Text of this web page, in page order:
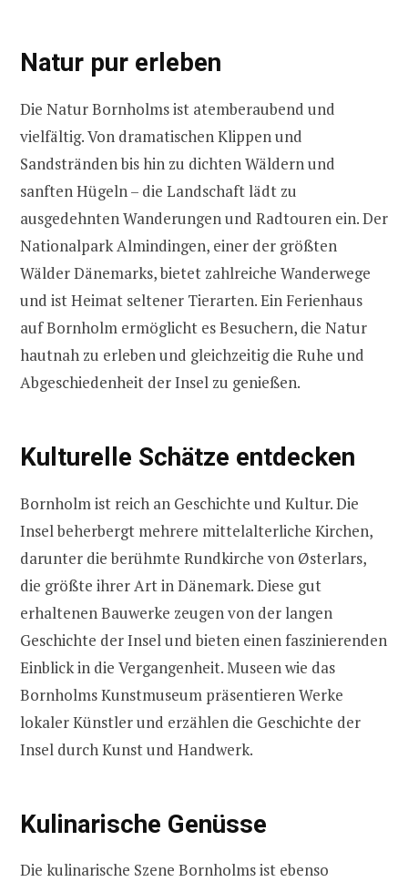
Natur pur erleben
Die Natur Bornholms ist atemberaubend und
vielfältig. Von dramatischen Klippen und
Sandstränden bis hin zu dichten Wäldern und
sanften Hügeln – die Landschaft lädt zu
ausgedehnten Wanderungen und Radtouren ein. Der
Nationalpark Almindingen, einer der größten
Wälder Dänemarks, bietet zahlreiche Wanderwege
und ist Heimat seltener Tierarten. Ein Ferienhaus
auf Bornholm ermöglicht es Besuchern, die Natur
hautnah zu erleben und gleichzeitig die Ruhe und
Abgeschiedenheit der Insel zu genießen.
Kulturelle Schätze entdecken
Bornholm ist reich an Geschichte und Kultur. Die
Insel beherbergt mehrere mittelalterliche Kirchen,
darunter die berühmte Rundkirche von Østerlars,
die größte ihrer Art in Dänemark. Diese gut
erhaltenen Bauwerke zeugen von der langen
Geschichte der Insel und bieten einen faszinierenden
Einblick in die Vergangenheit. Museen wie das
Bornholms Kunstmuseum präsentieren Werke
lokaler Künstler und erzählen die Geschichte der
Insel durch Kunst und Handwerk.
Kulinarische Genüsse
Die kulinarische Szene Bornholms ist ebenso